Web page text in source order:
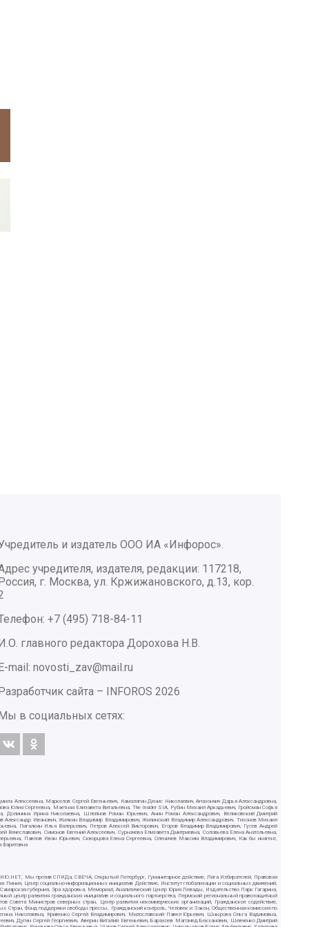
и издатель ООО ИА «Инфорос».
учредителя, издателя, редакции: 117218,
г. Москва, ул. Кржижановского, д.13, кор.
+7 (495) 718-84-11
главного редактора Дорохова Н.В.
mail: novosti_zav@mail.ru
сайта –
INFOROS 2026
в социальных сетях:
Алексеевна, Маркелов Сергей Евгеньевич, Камалягин Денис Николаевич, Апахончич Дарья Александровна,
Юлия Сергеевна, Маетная Елизавета Витальевна, The Insider SIA, Рубин Михаил Аркадьевич, Гройсман Софья
Долинина Ирина Николаевна, Шлейнов Роман Юрьевич, Анин Роман Александрович, Великовский Дмитрий
Александр Иванович, Жилкин Владимир Владимирович, Жилинский Владимир Александрович, Тихонов Михаил
Пигалкин Илья Валерьевич, Петров Алексей Викторович, Егоров Владимир Владимирович, Гусев Андрей
Симонов Евгений Алексеевич, Сурначева Елизавета Дмитриевна, Соловьева Елена Анатольевна,
Павлов Иван Юрьевич, Скворцова Елена Сергеевна, Оленичев Максим Владимирович, Как бы инагент,
Фаритовна
Мы против СПИДа, СВЕЧА, Открытый Петербург, Гуманитарное действие, Лига Избирателей, Правовая
Центр социально-информационных инициатив Действие, Институт глобализации и социальных движений,
губерния, Эра здоровья, Мемориал, Аналитический Центр Юрия Левады, Издательство Парк Гагарина,
центр развития гражданских инициатив и социального партнерства, Пермский региональный правозащитный
Министров северных стран, Центр развития некоммерческих организаций, Гражданское содействие,
Стран, Фонд поддержки свободы прессы, Гражданский контроль, Человек и Закон, Общественная комиссия по
Николаевна, Кривенко Сергей Владимирович, Милославский Павел Юрьевич, Шнырова Ольга Вадимовна,
Дугин Сергей Георгиевич, Аверин Виталий Евгеньевич, Барахоев Магомед Бекханович, Шевченко Дмитрий